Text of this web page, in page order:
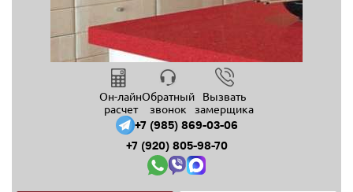
Он-лайн
расчет
Обратный
звонок
Вызвать
замерщика
+7 (985) 869-03-06
+7 (920) 805-98-70